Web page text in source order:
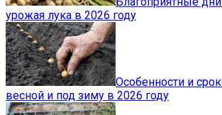
урожая лука в 2026 году
Особенности и
весной и под зиму в 2026 году